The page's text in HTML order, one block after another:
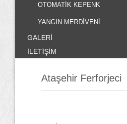
OTOMATIK KEPENK
YANGIN MERDIVENI
GALERİ
İLETİŞİM
Ataşehir Ferforjeci